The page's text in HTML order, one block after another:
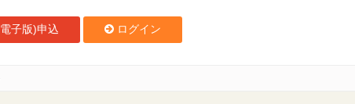
子版)申込 ログイン